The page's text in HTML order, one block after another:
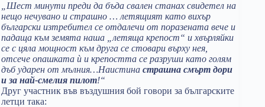
„Шест минути преди да бъда свален станах свидетел на
нещо нечувано и страшно … летящият като вихър
български изтребител се отдалечи от поразената вече и
падаща към земята наша „летяща крепост“ и хвърляйки
се с цяла мощност към друга се стовари върху нея,
отсече опашката ѝ и крепостта се разруши като голям
дъб ударен от мълния…Наистина страшна смърт дори
и за най-смелия пилот!“
Друг участник във въздушния бой говори за българските
летци така: